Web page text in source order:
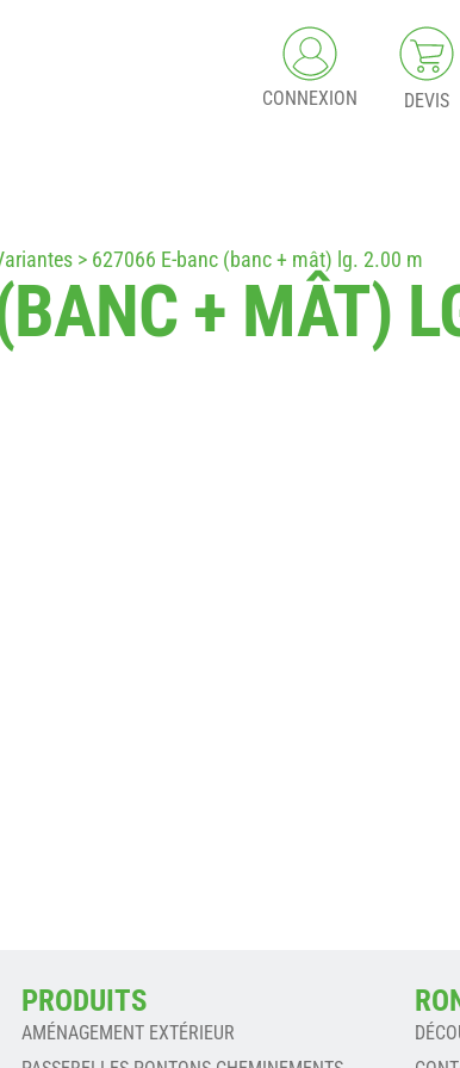
CONNEXION DEVIS
> 627066 E-banc (banc + mât) lg. 2.00 m
+ MÂT)
PRODUITS
AMÉNAGEMENT EXTÉRIEUR